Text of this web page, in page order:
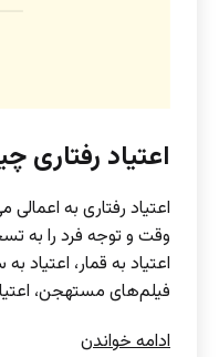
اعتیاد رفتاری
اعتیاد رفتاری به
وقت و توجه فرد را به
اعتیاد به قمار، اعتیاد
فیلم‌های مستهجن،
ادامه خواندناعتیاد